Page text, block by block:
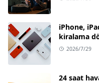
iPhone,
kiralama
2026/7/29
24 saat